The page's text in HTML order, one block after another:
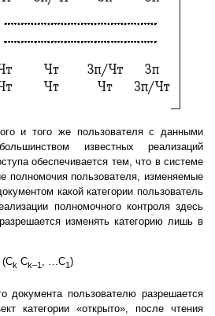
и того же пользователя с данными
известных реализаций
обеспечивается тем, что в системе
полномочия пользователя, изменяемые
какой категории пользователь
полномочного контроля здесь
изменять категорию лишь в
(Ck Ck–1 , …С1)
документа пользователю разрешается
категории «открыто», после чтения